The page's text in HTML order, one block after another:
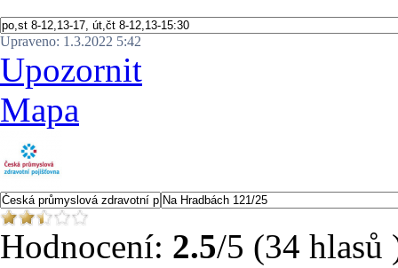
Upraveno: 1.3.2022 5:42
Upozornit
Mapa
Hodnocení: 2.5/5 (34 hlasů